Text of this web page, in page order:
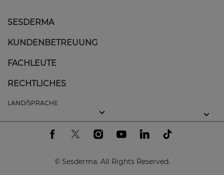
SESDERMA
KUNDENBETREUUNG
FACHLEUTE
RECHTLICHES
LAND/SPRACHE
© Sesderma. All Rights Reserved.